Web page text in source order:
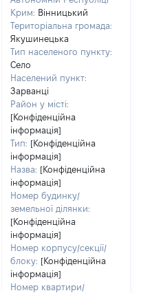
Крим: Вінницький
Територіальна громада:
Якушинецька
Тип населеного пункту:
Село
Населений пункт:
Зарванці
Район у місті:
[Конфіденційна
інформація]
Тип: [Конфіденційна
інформація]
Назва: [Конфіденційна
інформація]
Номер будинку/
земельної ділянки:
[Конфіденційна
інформація]
Номер корпусу/секції/
блоку: [Конфіденційна
інформація]
Номер квартири/